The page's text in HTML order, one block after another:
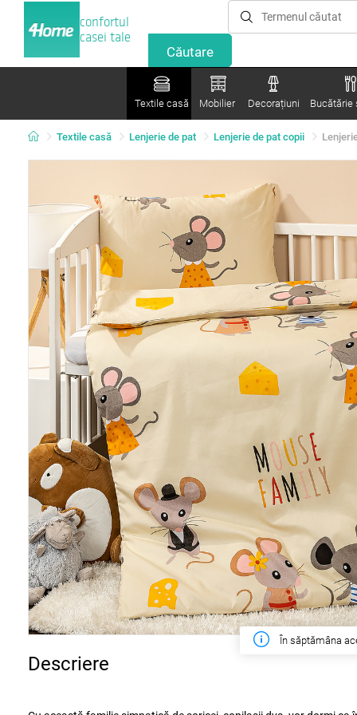
confortul
casei tale
Textile casă Mobilier Decorațiuni Bucătărie
Textile casă Lenjerie de pat Lenjerie de pat copii
În săptămâna
Descriere